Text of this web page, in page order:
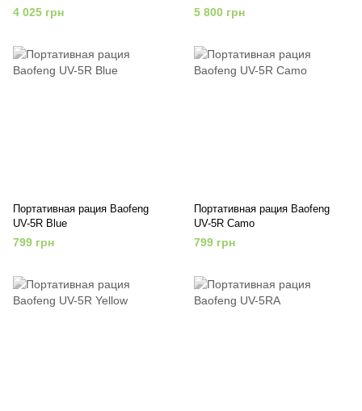
4 025 грн 5 800 грн
Портативная рация Baofeng
UV-5R Blue
799 грн
Портативная рация Baofeng
UV-5R Camo
799 грн